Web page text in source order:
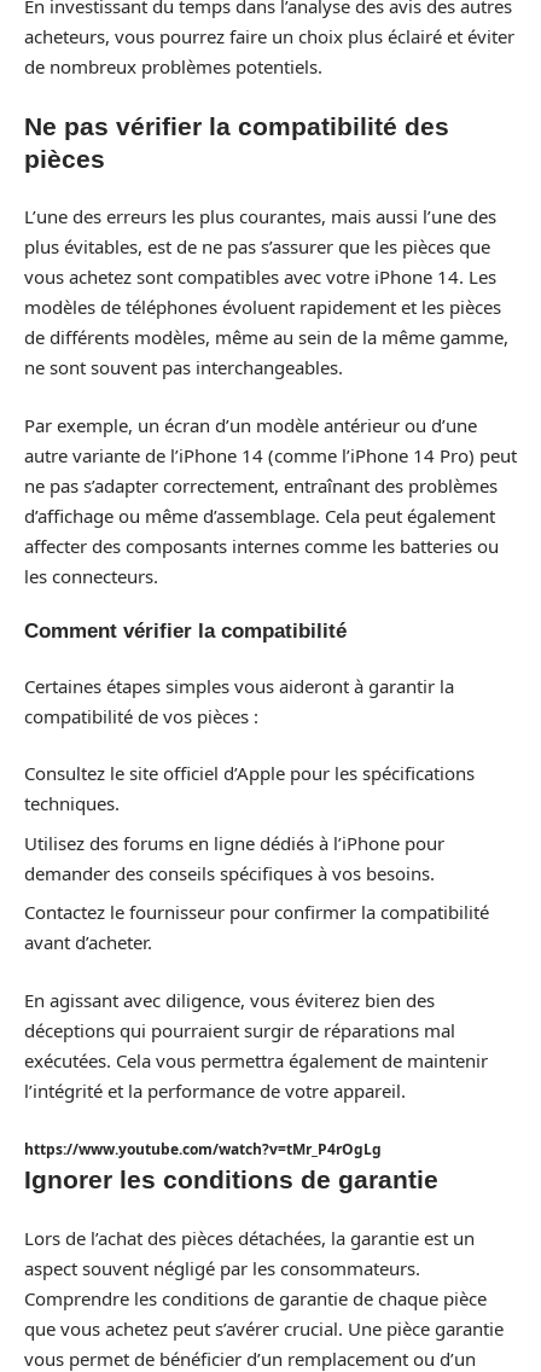
En investissant du temps dans l’analyse des avis des autres
acheteurs, vous pourrez faire un choix plus éclairé et éviter
de nombreux problèmes potentiels.
Ne pas vérifier la compatibilité des
pièces
L’une des erreurs les plus courantes, mais aussi l’une des
plus évitables, est de ne pas s’assurer que les pièces que
vous achetez sont compatibles avec votre iPhone 14. Les
modèles de téléphones évoluent rapidement et les pièces
de différents modèles, même au sein de la même gamme,
ne sont souvent pas interchangeables.
Par exemple, un écran d’un modèle antérieur ou d’une
autre variante de l’iPhone 14 (comme l’iPhone 14 Pro) peut
ne pas s’adapter correctement, entraînant des problèmes
d’affichage ou même d’assemblage. Cela peut également
affecter des composants internes comme les batteries ou
les connecteurs.
Comment vérifier la compatibilité
Certaines étapes simples vous aideront à garantir la
compatibilité de vos pièces :
Consultez le site officiel d’Apple pour les spécifications
techniques.
Utilisez des forums en ligne dédiés à l’iPhone pour
demander des conseils spécifiques à vos besoins.
Contactez le fournisseur pour confirmer la compatibilité
avant d’acheter.
En agissant avec diligence, vous éviterez bien des
déceptions qui pourraient surgir de réparations mal
exécutées. Cela vous permettra également de maintenir
l’intégrité et la performance de votre appareil.
https://www.youtube.com/watch?v=tMr_P4rOgLg
Ignorer les conditions de garantie
Lors de l’achat des pièces détachées, la garantie est un
aspect souvent négligé par les consommateurs.
Comprendre les conditions de garantie de chaque pièce
que vous achetez peut s’avérer crucial. Une pièce garantie
vous permet de bénéficier d’un remplacement ou d’un